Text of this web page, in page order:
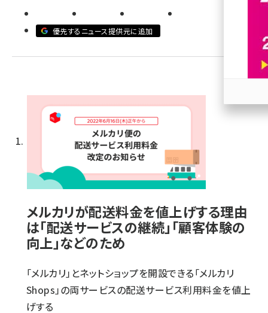
revico (737)
優先するニュース提供元に追加
メルカリが配送料金を値上げする理由
は「配送サービスの継続」「顧客体験の
向上」などのため
「メルカリ」とネットショップを開設できる「メルカリ
Shops」の両サービスの配送サービス利用料金を値上
げする
参